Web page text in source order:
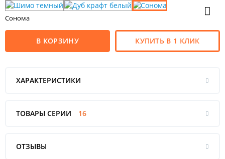
Сонома
В КОРЗИНУ КУПИТЬ В 1 КЛИК
ХАРАКТЕРИСТИКИ
ТОВАРЫ СЕРИИ 16
ОТЗЫВЫ